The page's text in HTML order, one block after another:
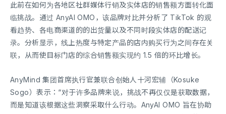
此前在如何为各地区社群媒体行销及实体店的销售额方面转化面
临挑战。通过 AnyAI OMO，该品牌对比并分析了 TikTok 的观
看趋势、各电商渠道的的出货量以及不同时段实体店的配送记
录。分析显示，线上热度与特定产品的店内购买行为之间存在关
联，从而使目标门店的综合销售额实现约 1.5 倍的环比增长。
AnyMind 集团首席执行官兼联合创始人十河宏辅（Kosuke
Sogo）表示：“对于许多品牌来说，挑战不再仅仅是获取数据，
而是知道该根据这些洞察采取什么行动。AnyAI OMO 旨在协助